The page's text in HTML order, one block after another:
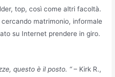
top, così come altri facoltà.
matrimonio, informale
su Internet prendere in giro.
questo è il posto. “– Kirk R.,